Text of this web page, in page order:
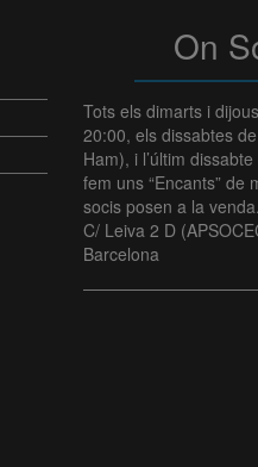
On
Tots els dimarts i
20:00, els dissabtes
Ham), i l’últim
fem uns “Encants” de
socis posen a la venda.
C/ Leiva 2 D
Barcelona